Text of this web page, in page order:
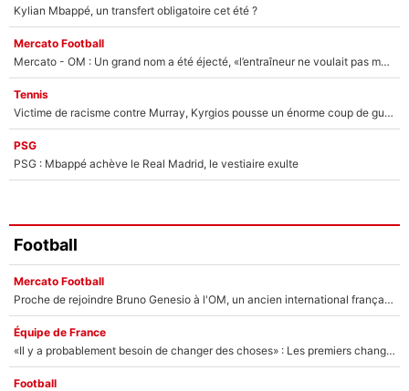
Kylian Mbappé, un transfert obligatoire cet été ?
Mercato Football
Mercato - OM : Un grand nom a été éjecté, «l’entraîneur ne voulait pas me conserver»
Tennis
Victime de racisme contre Murray, Kyrgios pousse un énorme coup de gueule !
PSG
PSG : Mbappé achève le Real Madrid, le vestiaire exulte
Football
Mercato Football
Proche de rejoindre Bruno Genesio à l'OM, un ancien international français va finalement débarquer... sur RMC !
Équipe de France
«Il y a probablement besoin de changer des choses» : Les premiers changements de Zinedine Zidane en équipe de France sont révélés ?
Football